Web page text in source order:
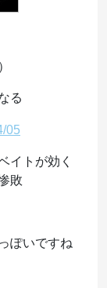
る
イトが効く
敗
ぽいですね